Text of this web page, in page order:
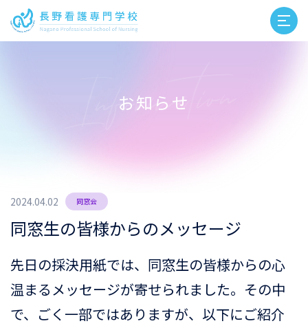
お知らせ
2024.04.02 同窓会
同窓生の皆様からのメッセージ
先日の採決用紙では、同窓生の皆様からの心
温まるメッセージが寄せられました。その中
で、ごく一部ではありますが、以下にご紹介